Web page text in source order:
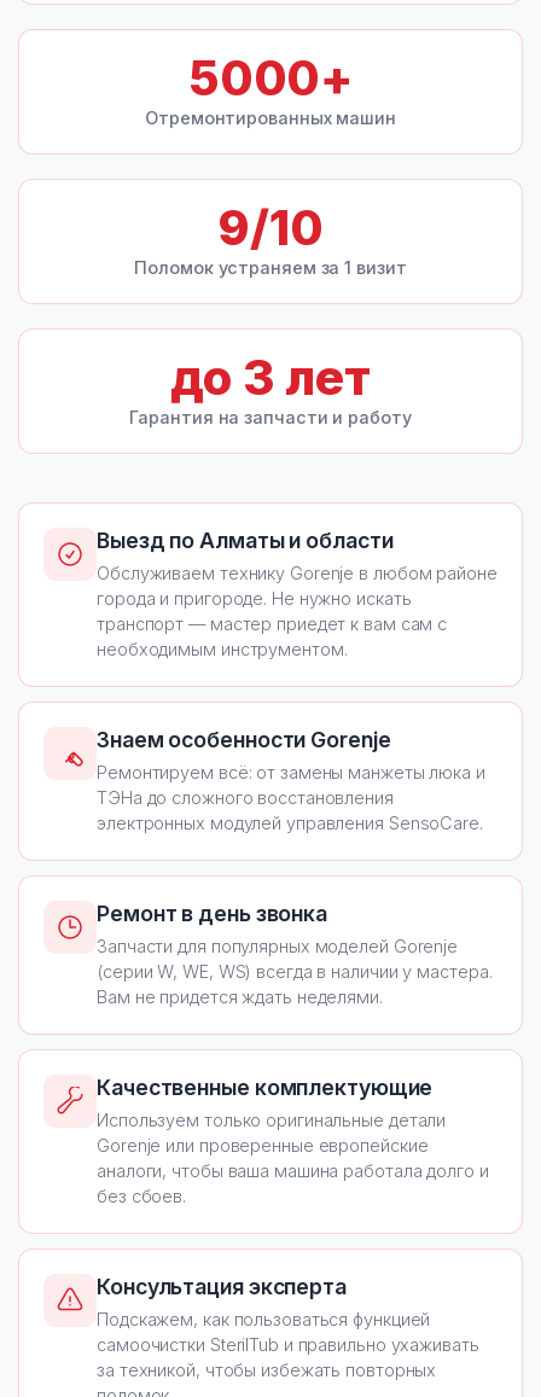
5000+
Отремонтированных машин
9/10
Поломок устраняем за 1 визит
до 3 лет
Гарантия на запчасти и работу
Выезд по Алматы и области
Обслуживаем технику Gorenje в любом районе
города и пригороде. Не нужно искать
транспорт — мастер приедет к вам сам с
необходимым инструментом.
Знаем особенности Gorenje
Ремонтируем всё: от замены манжеты люка и
ТЭНа до сложного восстановления
электронных модулей управления SensoCare.
Ремонт в день звонка
Запчасти для популярных моделей Gorenje
(серии W, WE, WS) всегда в наличии у мастера.
Вам не придется ждать неделями.
Качественные комплектующие
Используем только оригинальные детали
Gorenje или проверенные европейские
аналоги, чтобы ваша машина работала долго и
без сбоев.
Консультация эксперта
Подскажем, как пользоваться функцией
самоочистки SterilTub и правильно ухаживать
за техникой, чтобы избежать повторных